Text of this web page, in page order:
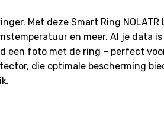
Met deze Smart Ring
en meer. Al je data
een foto met de ring – perfect
die optimale bescherming